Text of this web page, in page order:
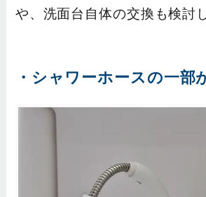
や、洗面台自体の交換も検討
・シャワーホースの一部